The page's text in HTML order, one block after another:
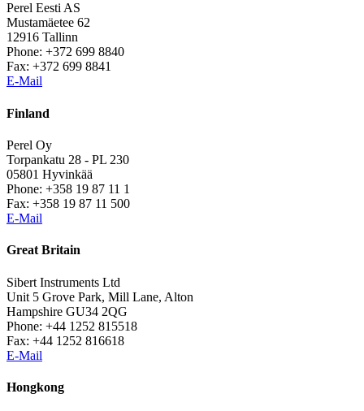
Perel Eesti AS
Mustamäetee 62
12916 Tallinn
Phone: +372 699 8840
Fax: +372 699 8841
E-Mail
Finland
Perel Oy
Torpankatu 28 - PL 230
05801 Hyvinkää
Phone: +358 19 87 11 1
Fax: +358 19 87 11 500
E-Mail
Great Britain
Sibert Instruments Ltd
Unit 5 Grove Park, Mill Lane, Alton
Hampshire GU34 2QG
Phone: +44 1252 815518
Fax: +44 1252 816618
E-Mail
Hongkong